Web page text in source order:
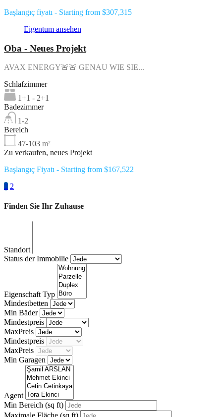
Başlangıç fiyatı - Starting from $307,315
Eigentum ansehen
Oba - Neues Projekt
AVAX ENERGY🚨🚨 GENAU WIE SIE...
Schlafzimmer
1+1 - 2+1
Badezimmer
1-2
Bereich
47-103 m²
Zu verkaufen, neues Projekt
Başlangıç Fiyatı - Starting from $167,522
1 2
Finden Sie Ihr Zuhause
Standort
Status der Immobilie
Eigenschaft Typ
Mindestbetten
Min Bäder
Mindestpreis
MaxPreis
Mindestpreis
MaxPreis
Min Garagen
Agent
Min Bereich (sq ft)
Maximale Fläche (sq ft)